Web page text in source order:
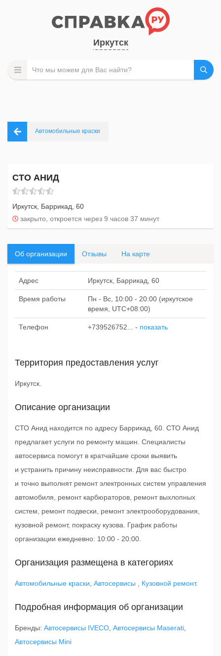
Иркутск
Автомобильные краски
СТО АНИД
Иркутск, Баррикад, 60
закрыто, откроется через 9 часов 37 минут
Об организации Отзывы На карте
Адрес Иркутск, Баррикад, 60
Время работы
Пн - Вс, 10:00 - 20:00 (иркутское
время, UTC+08:00)
Телефон +739526752... - показать
Территория предоставления услуг
Иркутск.
Описание организации
СТО Анид находится по адресу Баррикад, 60. СТО Анид
предлагает услуги по ремонту машин. Специалисты
автосервиса помогут в кратчайшие сроки выявить
и устранить причину неисправности. Для вас быстро
и точно выполнят ремонт электронных систем управления
автомобиля, ремонт карбюраторов, ремонт выхлопных
систем, ремонт подвески, ремонт электрооборудования,
кузовной ремонт, покраску кузова. График работы
организации ежедневно: 10:00 - 20:00.
Организация размещена в категориях
Автомобильные краски Автосервисы Кузовной ремонт.
Подробная информация об организации
Бренды: Автосервисы IVECO Автосервисы Maserati
Автосервисы Mini